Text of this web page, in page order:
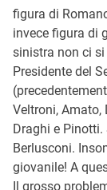
figura di
invece figura di
sinistra non ci
Presidente del
Veltroni, Amato,
Draghi e
Berlusconi.
giovanile! A
Il grosso